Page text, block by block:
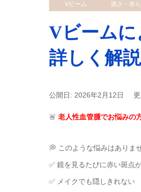
Vビーム 酒さ・赤
Vビームに
詳しく解説
公開日: 2026年2月12日
🚨 老人性血管腫でお悩みの
💭 このような悩みはありま
✅ 鏡を見るたびに赤い斑点
✅ メイクでも隠しきれない